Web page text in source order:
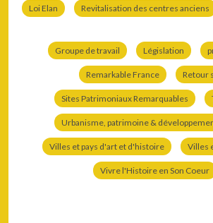
Loi Elan Revitalisation des centres anciens
Groupe de travail Législation
Remarkable France Retour
Sites Patrimoniaux Remarquables
Urbanisme, patrimoine &
Villes et pays d'art et d'histoire Villes
Vivre l'Histoire en Son Coeur